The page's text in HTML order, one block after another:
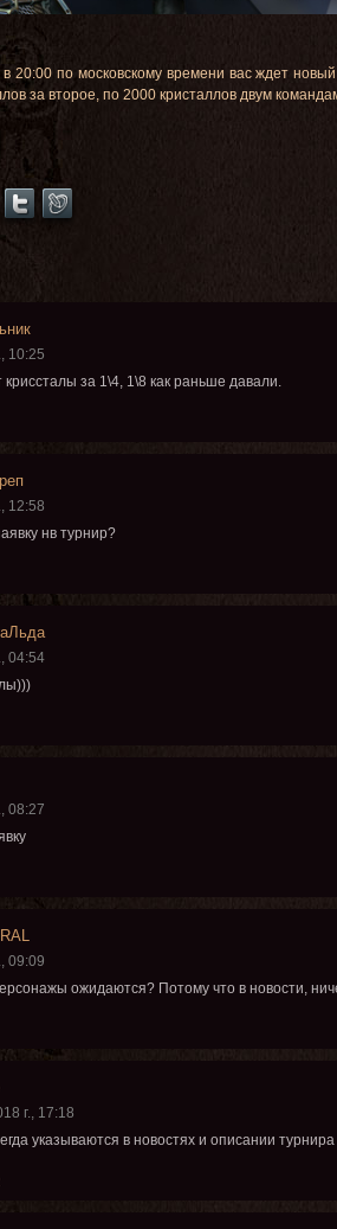
в 20:00 по московскому времени вас ждет
за второе, по 2000 кристаллов двум
10:25
за 1\4, 1\8 как раньше давали.
12:58
нв турнир?
04:54
08:27
09:09
ожидаются? Потому что в новости,
г., 17:18
указываются в новостях и описании